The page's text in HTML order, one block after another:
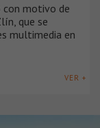
con motivo de
que se
multimedia en
VER +